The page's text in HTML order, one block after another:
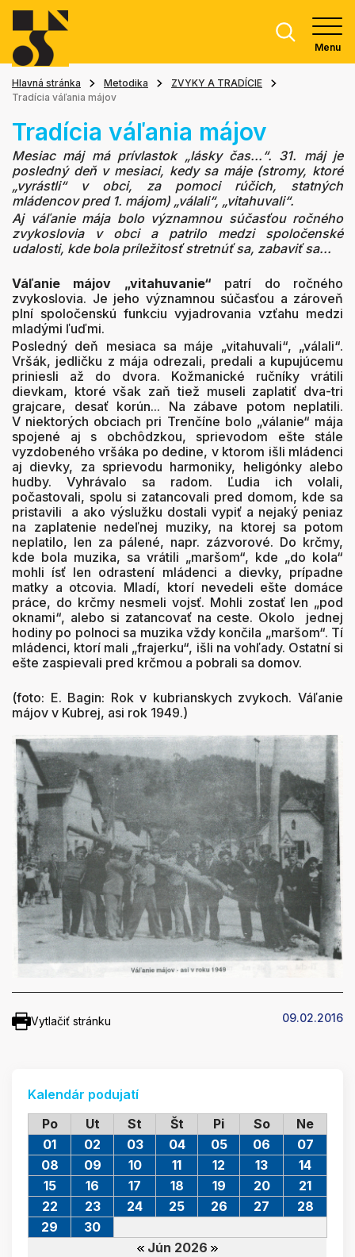
Menu
Hlavná stránka Metodika
ZVYKY A TRADÍCIE
Tradícia váľania májov
Tradícia váľania májov
Mesiac máj má prívlastok „lásky čas...“. 31. máj je
posledný deň v mesiaci, kedy sa máje (stromy, ktoré
„vyrástli“ v obci, za pomoci rúčich, statných
mládencov pred 1. májom) „válali“, „vitahuvali“.
Aj váľanie mája bolo významnou súčasťou ročného
zvykoslovia v obci a patrilo medzi spoločenské
udalosti, kde bola príležitosť stretnúť sa, zabaviť sa...
Váľanie májov „vitahuvanie“ patrí do ročného
zvykoslovia. Je jeho významnou súčasťou a zároveň
plní spoločenskú funkciu vyjadrovania vzťahu medzi
mladými ľuďmi.
Posledný deň mesiaca sa máje „vitahuvali“, „válali“.
Vršák, jedličku z mája odrezali, predali a kupujúcemu
priniesli až do dvora. Kožmanické ručníky vrátili
dievkam, ktoré však zaň tiež museli zaplatiť dva-tri
grajcare, desať korún... Na zábave potom neplatili.
V niektorých obciach pri Trenčíne bolo „válanie“ mája
spojené aj s obchôdzkou, sprievodom ešte stále
vyzdobeného vršáka po dedine, v ktorom išli mládenci
aj dievky, za sprievodu harmoniky, heligónky alebo
hudby. Vyhrávalo sa radom. Ľudia ich volali,
počastovali, spolu si zatancovali pred domom, kde sa
pristavili a ako výslužku dostali vypiť a nejaký peniaz
na zaplatenie nedeľnej muziky, na ktorej sa potom
neplatilo, len za pálené, napr. zázvorové. Do krčmy,
kde bola muzika, sa vrátili „maršom“, kde „do kola“
mohli ísť len odrastení mládenci a dievky, prípadne
matky a otcovia. Mladí, ktorí nevedeli ešte domáce
práce, do krčmy nesmeli vojsť. Mohli zostať len „pod
oknami“, alebo si zatancovať na ceste. Okolo jednej
hodiny po polnoci sa muzika vždy končila „maršom“. Tí
mládenci, ktorí mali „frajerku“, išli na vohľady. Ostatní si
ešte zaspievali pred krčmou a pobrali sa domov.
(foto: E. Bagin: Rok v kubrianskych zvykoch. Váľanie
májov v Kubrej, asi rok 1949.)
Vytlačiť stránku 09.02.2016
Kalendár podujatí
Po
Ut St Št Pi So Ne
Jún 2026
01 02 03 04 05 06
07
08
09 10 11 12 13
14
15
16 17 18 19 20
21
22
23 24 25 26 27
28
29
30